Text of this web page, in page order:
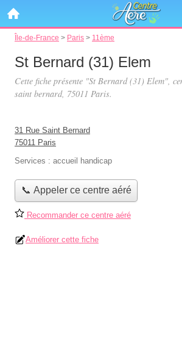
Île-de-France > Paris > 11ème
St Bernard (31) Elem
Cette fiche présente "St Bernard (31) Elem",
saint bernard, 75011 Paris.
31 Rue Saint Bernard
75011 Paris
Services : accueil handicap
📞 Appeler ce centre aéré
Recommander ce centre aéré
Améliorer cette fiche